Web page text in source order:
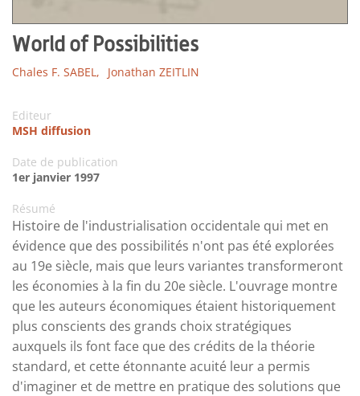
World of Possibilities
Chales F. SABEL, Jonathan ZEITLIN
Editeur
MSH diffusion
Date de publication
1er janvier 1997
Résumé
Histoire de l'industrialisation occidentale qui met en
évidence que des possibilités n'ont pas été explorées
au 19e siècle, mais que leurs variantes transformeront
les économies à la fin du 20e siècle. L'ouvrage montre
que les auteurs économiques étaient historiquement
plus conscients des grands choix stratégiques
auxquels ils font face que des crédits de la théorie
standard, et cette étonnante acuité leur a permis
d'imaginer et de mettre en pratique des solutions que